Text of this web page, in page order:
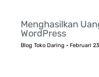
Menghasilkan
WordPress
Blog Toko Daring • Februari